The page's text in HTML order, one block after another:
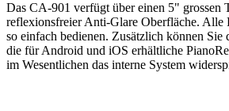
Das CA-901 verfügt über einen 5" grossen
reflexionsfreier Anti-Glare Oberfläche. Alle
so einfach bedienen. Zusätzlich können Sie
die für Android und iOS erhältliche
im Wesentlichen das interne System